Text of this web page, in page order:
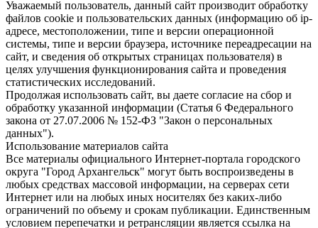
Уважаемый пользователь, данный сайт производит обработку
файлов cookie и пользовательских данных (информацию об ip-
адресе, местоположении, типе и версии операционной
системы, типе и версии браузера, источнике переадресации на
сайт, и сведения об открытых страницах пользователя) в
целях улучшения функционирования сайта и проведения
статистических исследований.
Продолжая использовать сайт, вы даете согласие на сбор и
обработку указанной информации (Статья 6 Федерального
закона от 27.07.2006 № 152-ФЗ "Закон о персональных
данных").
Использование материалов сайта
Все материалы официального Интернет-портала городского
округа "Город Архангельск" могут быть воспроизведены в
любых средствах массовой информации, на серверах сети
Интернет или на любых иных носителях без каких-либо
ограничений по объему и срокам публикации. Единственным
условием перепечатки и ретрансляции является ссылка на